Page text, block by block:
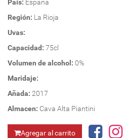
País: España
Región: La Rioja
Uvas:
Capacidad: 75cl
Volumen de alcohol: 0%
Maridaje:
Añada: 2017
Almacen: Cava Alta Piantini
Agregar al carrito